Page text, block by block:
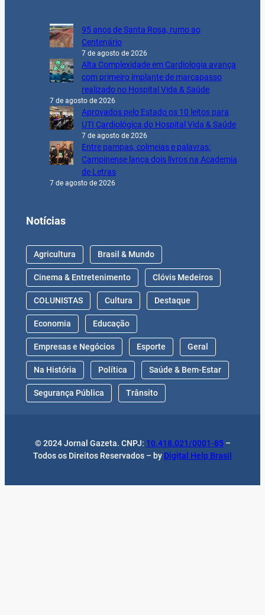
95 anos de Santa Rosa, rumo ao
Centenário
7 de agosto de 2026
Alta Complexidade em Cardiologia avança
com primeiro implante de marcapasso
realizado no Hospital Vida & Saúde
7 de agosto de 2026
Aprovados pelo Estado os 10 leitos para
UTI Cardiológica do Hospital Vida & Saúde
7 de agosto de 2026
Entre pampas, colmeias e palavras:
Campinense lança dois livros na Academia
de Letras
7 de agosto de 2026
Notícias
Agricultura Brasil & Mundo
Cinema & Entretenimento Clóvis Medeiros
COLUNISTAS Cultura Destaque
Economia Educação
Empresas e Negócios Esporte Geral
Na História Política Saúde & Bem-Estar
Segurança Pública Trânsito
© 2024 Jornal Gazeta. CNPJ: 10.418.021/0001-85–
Todos os Direitos Reservados – by Digital Help Brasil